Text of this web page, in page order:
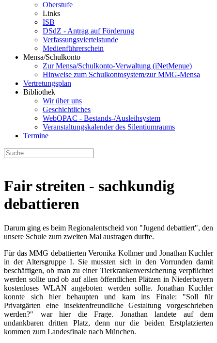
Oberstufe
Links
ISB
DSdZ - Antrag auf Förderung
Verfassungsviertelstunde
Medienführerschein
Mensa/Schulkonto
Zur Mensa/Schulkonto-Verwaltung (iNetMenue)
Hinweise zum Schulkontosystem/zur MMG-Mensa
Vertretungsplan
Bibliothek
Wir über uns
Geschichtliches
WebOPAC - Bestands-/Ausleihsystem
Veranstaltungskalender des Silentiumraums
Termine
Fair streiten - sachkundig
debattieren
Darum ging es beim Regionalentscheid von "Jugend debattiert", den
unsere Schule zum zweiten Mal austragen durfte.
Für das MMG debattierten Veronika Kollmer und Jonathan Kuchler
in der Altersgruppe I. Sie mussten sich in den Vorrunden damit
beschäftigen, ob man zu einer Tierkrankenversicherung verpflichtet
werden sollte und ob auf allen öffentlichen Plätzen in Niederbayern
kostenloses WLAN angeboten werden sollte. Jonathan Kuchler
konnte sich hier behaupten und kam ins Finale: "Soll für
Privatgärten eine insektenfreundliche Gestaltung vorgeschrieben
werden?" war hier die Frage. Jonathan landete auf dem
undankbaren dritten Platz, denn nur die beiden Erstplatzierten
kommen zum Landesfinale nach München.